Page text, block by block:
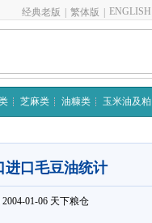
经典老版 繁体版 ENGLISH
芝麻类 油糠类 玉米油及粕
进口毛豆油统计
2004-01-06 天下粮仓